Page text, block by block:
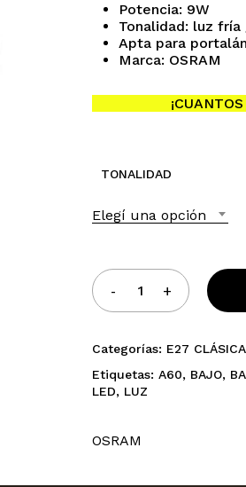
Potencia: 9W
Tonalidad: luz
Apta para
Marca: OSRAM
TONALIDAD
Elegí una opción
Categorías: E27 CLÁSICA
Etiquetas: A60, BAJO,
LED, LUZ
OSRAM